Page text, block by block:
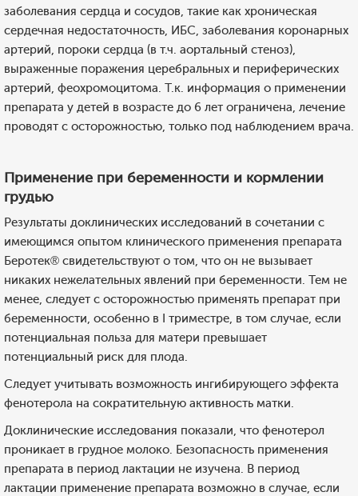
заболевания сердца и сосудов, такие как хроническая
сердечная недостаточность, ИБС, заболевания коронарных
артерий, пороки сердца (в т.ч. аортальный стеноз),
выраженные поражения церебральных и периферических
артерий, феохромоцитома. Т.к. информация о применении
препарата у детей в возрасте до 6 лет ограничена, лечение
проводят с осторожностью, только под наблюдением врача.
Применение при беременности и кормлении
грудью
Результаты доклинических исследований в сочетании с
имеющимся опытом клинического применения препарата
Беротек® свидетельствуют о том, что он не вызывает
никаких нежелательных явлений при беременности. Тем не
менее, следует с осторожностью применять препарат при
беременности, особенно в I триместре, в том случае, если
потенциальная польза для матери превышает
потенциальный риск для плода.
Следует учитывать возможность ингибирующего эффекта
фенотерола на сократительную активность матки.
Доклинические исследования показали, что фенотерол
проникает в грудное молоко. Безопасность применения
препарата в период лактации не изучена. В период
лактации применение препарата возможно в случае, если